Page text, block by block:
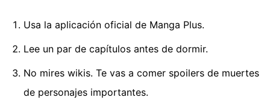
Usa la aplicación oficial de Manga Plus.
Lee un par de capítulos antes de dormir.
No mires wikis. Te vas a comer spoilers de muertes
de personajes importantes.